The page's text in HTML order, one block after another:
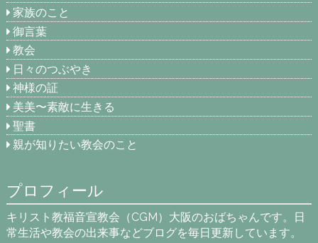
家族のこと
御言葉
教会
日々のつぶやき
神様の証
美美〜素敵に生きる
聖書
親が知りたい教会のこと
プロフィール
キリスト教福音宣教会（CGM）大阪のおばちゃんです。日
常生活や教会の出来事などブログを毎日更新しています。